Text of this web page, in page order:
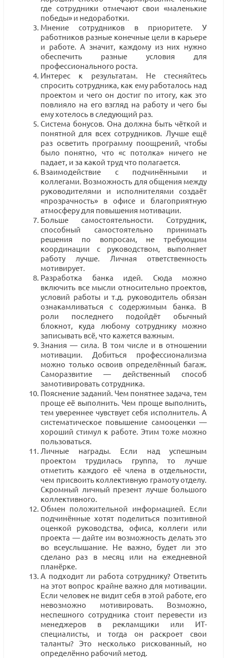
где сотрудники отмечают свои «маленькие
победы» и недоработки.
Мнение сотрудников в приоритете. У
работников разные конечные цели в карьере
и работе. А значит, каждому из них нужно
обеспечить разные условия для
профессионального роста.
Интерес к результатам. Не стесняйтесь
спросить сотрудника, как ему работалось над
проектом и чего он достиг по итогу, как это
повлияло на его взгляд на работу и чего бы
ему хотелось в следующий раз.
Система бонусов. Она должна быть чёткой и
понятной для всех сотрудников. Лучше ещё
раз осветить программу поощрений, чтобы
было понятно, что «с потолка» ничего не
падает, и за какой труд что полагается.
Взаимодействие с подчинёнными и
коллегами. Возможность для общения между
руководителями и исполнителями создаёт
«прозрачность» в офисе и благоприятную
атмосферу для повышения мотивации.
Больше самостоятельности. Сотрудник,
способный самостоятельно принимать
решения по вопросам, не требующим
координации с руководством, выполняет
работу лучше. Личная ответственность
мотивирует.
Разработка банка идей. Сюда можно
включить все мысли относительно проектов,
условий работы и т.д. руководитель обязан
ознакамливаться с содержимым банка. В
роли последнего подойдёт обычный
блокнот, куда любому сотруднику можно
записывать всё, что кажется важным.
Знания — сила. В том числе и в отношении
мотивации. Добиться профессионализма
можно только освоив определённый багаж.
Саморазвитие — действенный способ
замотивировать сотрудника.
Пояснение заданий. Чем понятнее задача, тем
проще её выполнить. Чем проще выполнить,
тем увереннее чувствует себя исполнитель. А
систематическое повышение самооценки —
хороший стимул к работе. Этим тоже можно
пользоваться.
Личные награды. Если над успешным
проектом трудилась группа, то лучше
отметить каждого её члена в отдельности,
чем присвоить коллективную грамоту отделу.
Скромный личный презент лучше большого
коллективного.
Обмен положительной информацией. Если
подчинённые хотят поделиться позитивной
оценкой руководства, офиса, коллеги или
проекта — дайте им возможность делать это
во всеуслышание. Не важно, будет ли это
сделано раз в месяц или на ежедневной
планёрке.
А подходит ли работа сотруднику? Ответить
на этот вопрос крайне важно для мотивации.
Если человек не видит себя в этой работе, его
невозможно мотивировать. Возможно,
неспешного сотрудника стоит перевести из
менеджеров в рекламщики или ИТ-
специалисты, и тогда он раскроет свои
таланты? Это несколько рискованный, но
определённо рабочий метод.